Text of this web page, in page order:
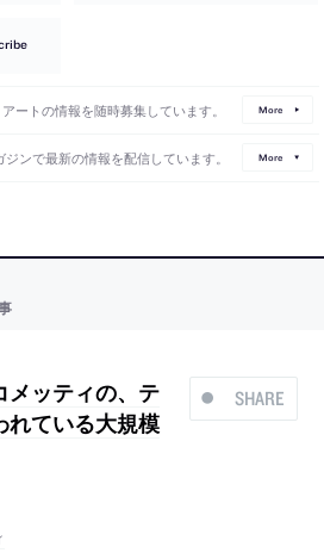
ートの情報を随時募集しています。 More
ジンで最新の情報を配信しています。 More
SHARE
メッティの、テ
れている大規模